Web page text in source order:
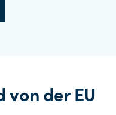
von der EU